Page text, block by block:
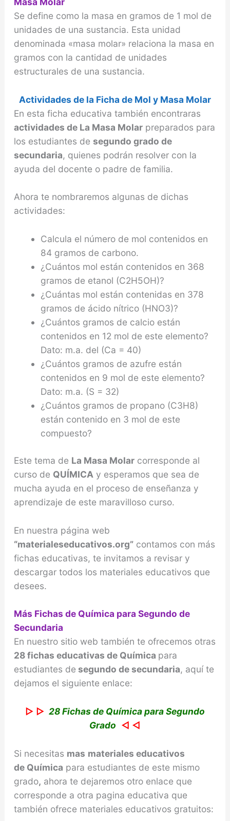
Se define como la masa en gramos de 1 mol de
unidades de una sustancia. Esta unidad
denominada «masa molar» relaciona la masa en
gramos con la cantidad de unidades
estructurales de una sustancia.
Actividades de la Ficha de Mol y Masa Molar
En esta ficha educativa también encontraras
actividades de La Masa Molarpreparados para
los estudiantes de segundo grado de
secundaria, quienes podrán resolver con la
ayuda del docente o padre de familia.
Ahora te nombraremos algunas de dichas
actividades:
Calcula el número de mol contenidos en
84 gramos de carbono.
¿Cuántos mol están contenidos en 368
gramos de etanol (C2H5OH)?
¿Cuántas mol están contenidas en 378
gramos de ácido nítrico (HNO3)?
¿Cuántos gramos de calcio están
contenidos en 12 mol de este elemento?
Dato: m.a. del (Ca = 40)
¿Cuántos gramos de azufre están
contenidos en 9 mol de este elemento?
Dato: m.a. (S = 32)
¿Cuántos gramos de propano (C3H8)
están contenido en 3 mol de este
compuesto?
Este tema de La Masa Molarcorresponde al
curso de QUÍMICA y esperamos que sea de
mucha ayuda en el proceso de enseñanza y
aprendizaje de este maravilloso curso.
En nuestra página web
“materialeseducativos.org”contamos con más
fichas educativas, te invitamos a revisar y
descargar todos los materiales educativos que
desees.
Más Fichas de Química para Segundo de
Secundaria
En nuestro sitio web también te ofrecemos otras
28 fichas educativas de Química para
estudiantes de segundo de secundaria, aquí te
dejamos el siguiente enlace:
▷ ▷ 28 Fichas de Química para Segundo
Grado ◁ ◁
Si necesitas mas materiales educativos
de Química para estudiantes de este mismo
grado, ahora te dejaremos otro enlace que
corresponde a otra pagina educativa que
también ofrece materiales educativos gratuitos: